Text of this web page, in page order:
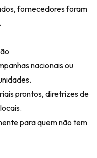
fornecedores foram
nacionais ou
prontos, diretrizes de
para quem não tem